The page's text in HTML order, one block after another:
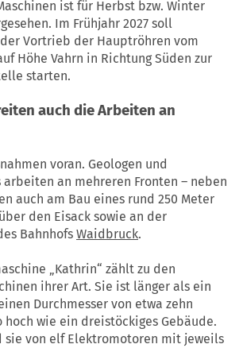
ist für Herbst bzw. Winter
Im Frühjahr 2027 soll
Vortrieb der Hauptröhren vom
Höhe Vahrn in Richtung Süden zur
starten.
auch die Arbeiten an
voran. Geologen und
an mehreren Fronten – neben
auch am Bau eines rund 250 Meter
den Eisack sowie an der
Bahnhofs Waidbruck.
„Kathrin“ zählt zu den
ihrer Art. Sie ist länger als ein
Durchmesser von etwa zehn
hoch wie ein dreistöckiges Gebäude.
sie von elf Elektromotoren mit jeweils